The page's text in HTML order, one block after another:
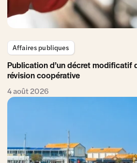
Affaires publiques
Publication d’un décret modificatif
révision coopérative
4 août 2026